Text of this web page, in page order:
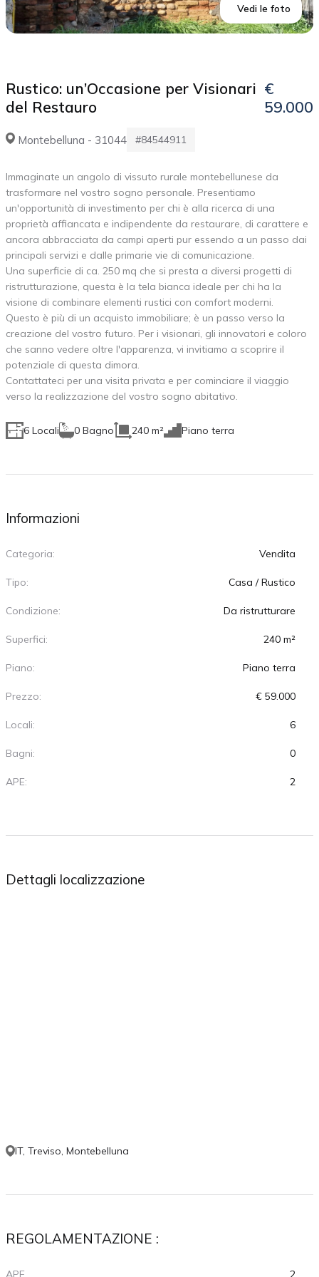
Vedi le foto
Rustico: un’Occasione per Visionari
del Restauro
€
59.000
Montebelluna - 31044 #84544911
Immaginate un angolo di vissuto rurale montebellunese da
trasformare nel vostro sogno personale. Presentiamo
un'opportunità di investimento per chi è alla ricerca di una
proprietà affiancata e indipendente da restaurare, di carattere e
ancora abbracciata da campi aperti pur essendo a un passo dai
principali servizi e dalle primarie vie di comunicazione.
Una superficie di ca. 250 mq che si presta a diversi progetti di
ristrutturazione, questa è la tela bianca ideale per chi ha la
visione di combinare elementi rustici con comfort moderni.
Questo è più di un acquisto immobiliare; è un passo verso la
creazione del vostro futuro. Per i visionari, gli innovatori e coloro
che sanno vedere oltre l'apparenza, vi invitiamo a scoprire il
potenziale di questa dimora.
Contattateci per una visita privata e per cominciare il viaggio
verso la realizzazione del vostro sogno abitativo.
6 Locali 0 Bagno 240 m² Piano terra
Informazioni
Categoria: Vendita
Tipo: Casa / Rustico
Condizione: Da ristrutturare
Superfici: 240 m²
Piano: Piano terra
Prezzo: € 59.000
Locali: 6
Bagni: 0
APE: 2
Dettagli localizzazione
IT, Treviso, Montebelluna
REGOLAMENTAZIONE :
APE 2